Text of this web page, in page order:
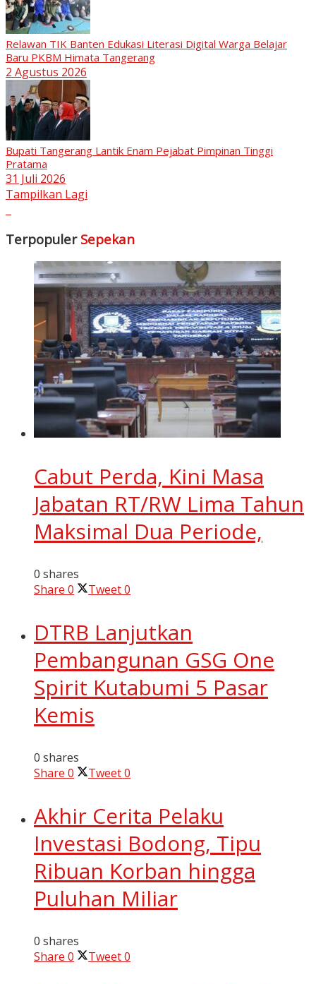
Relawan TIK Banten Edukasi Literasi Digital Warga Belajar
Baru PKBM Himata Tangerang
2 Agustus 2026
Bupati Tangerang Lantik Enam Pejabat Pimpinan Tinggi
Pratama
31 Juli 2026
Tampilkan Lagi
Terpopuler Sepekan
Cabut Perda, Kini Masa
Jabatan RT/RW Lima Tahun
Maksimal Dua Periode,
0 shares
Share 0 Tweet0
DTRB Lanjutkan
Pembangunan GSG One
Spirit Kutabumi 5 Pasar
Kemis
0 shares
Share 0 Tweet0
Akhir Cerita Pelaku
Investasi Bodong, Tipu
Ribuan Korban hingga
Puluhan Miliar
0 shares
Share 0 Tweet0